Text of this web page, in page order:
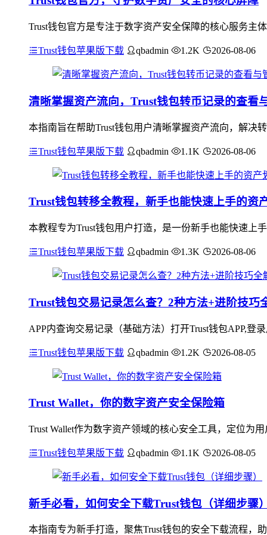
Trust钱包官方是专注于数字资产安全保障的核心服务主
Trust钱包苹果版下载 qbadmin 1.2K 2026-08-06
清晰掌握资产流向，Trust钱包转币记录的查看
本指南旨在帮助Trust钱包用户清晰掌握资产流向，解决
Trust钱包苹果版下载 qbadmin 1.1K 2026-08-06
Trust钱包转移全教程，新手也能快速上手的资
本教程专为Trust钱包用户打造，是一份新手也能快速上
Trust钱包苹果版下载 qbadmin 1.3K 2026-08-06
Trust钱包交易记录怎么查？2种方法+进阶技巧
APP内查询交易记录（基础方法）打开Trust钱包APP,
Trust钱包苹果版下载 qbadmin 1.2K 2026-08-05
Trust Wallet，你的数字资产安全保险箱
Trust Wallet作为数字资产领域的核心安全工具，定位为
Trust钱包苹果版下载 qbadmin 1.1K 2026-08-05
新手必看，如何安全下载Trust钱包（详细步骤
本指南专为新手打造，聚焦Trust钱包的安全下载流程，